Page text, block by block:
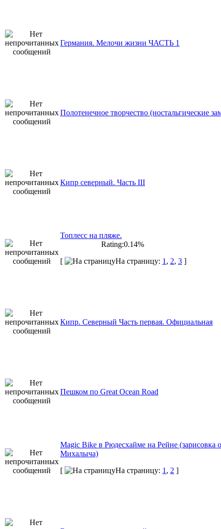
Германия. Мелочи жизни ЧАСТЬ 1
Полотенечное творчество (ностальгические
Кипр северный. Часть III
Топлесс на пляже.
Rating:0.14%
[
На страницу: 1 , 2, 3 ]
Кипр. Северный Часть первая. Официальная
Пешком по Great Ocean Road
Magic Bike в Рюдесхайме на Рейне (зарисовка
Михалыча)
[
На страницу: 1 , 2 ]